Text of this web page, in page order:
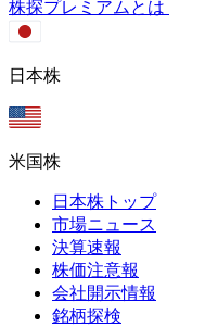
株探プレミアムとは
日本株
米国株
日本株トップ
市場ニュース
決算速報
株価注意報
会社開示情報
銘柄探検